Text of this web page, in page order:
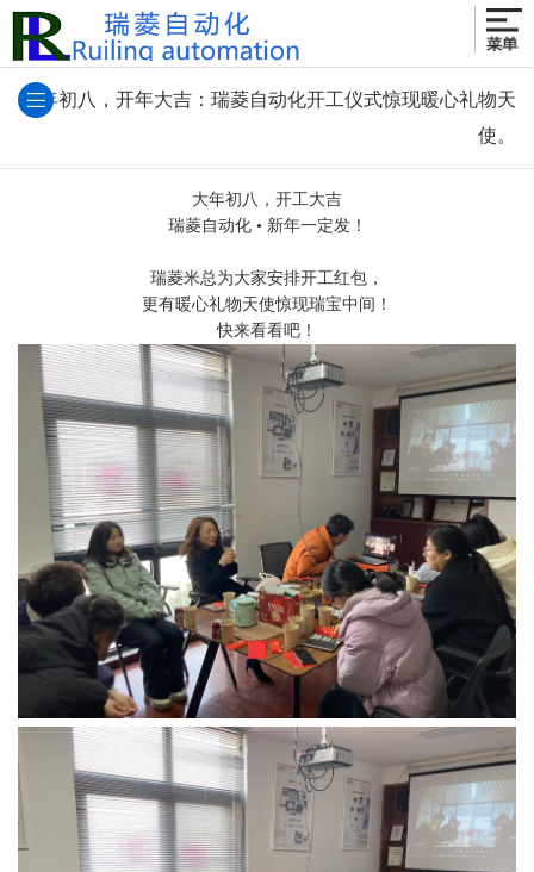
大年初八，开年大吉：瑞菱自动化开工仪式惊现暖心礼物天
使。
大年初八，开工大吉
瑞菱自动化 • 新年一定发！
瑞菱米总为大家安排开工红包，
更有暖心礼物天使惊现瑞宝中间！
快来看看吧！